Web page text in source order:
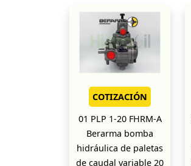
COTIZACIÓN
01 PLP 1-20 FHRM-A
Berarma bomba
hidráulica de paletas
de caudal variable 20